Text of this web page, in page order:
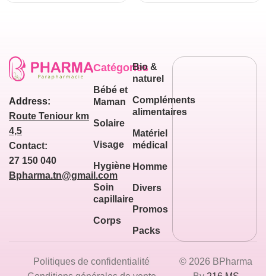
Address:
Route Teniour km
4,5
Contact:
27 150 040
Bpharma.tn@gmail.com
Catégories
Bébé et
Maman
Solaire
Visage
Hygiène
Soin
capillaire
Corps
Bio &
naturel
Compléments
alimentaires
Matériel
médical
Homme
Divers
Promos
Packs
© 2026 BPharma
Politiques de confidentialité